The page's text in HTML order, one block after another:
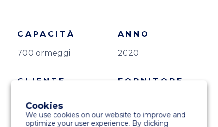
CAPACITÀ
700 ormeggi
ANNO
2020
CLIENTE
Autorità portuale
della contea di
Šibenik-Knin
FORNITORE
Mediteran
Cookies
We use cookies on our website to improve and
optimize your user experience. By clicking